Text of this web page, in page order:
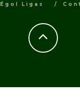
Égol Ligas